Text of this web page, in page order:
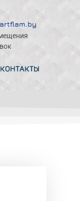
КОНТАКТЫ